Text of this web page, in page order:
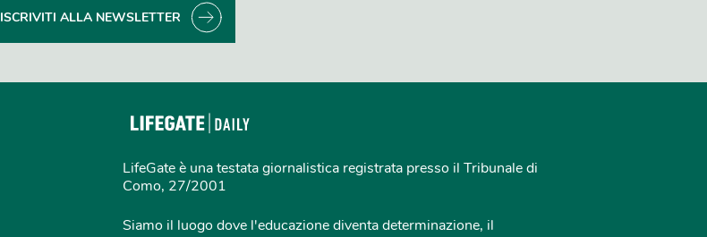
ISCRIVITI ALLA NEWSLETTER
LifeGate è una testata giornalistica registrata presso il Tribunale di
Como, 27/2001
Siamo il luogo dove l'educazione diventa determinazione, il